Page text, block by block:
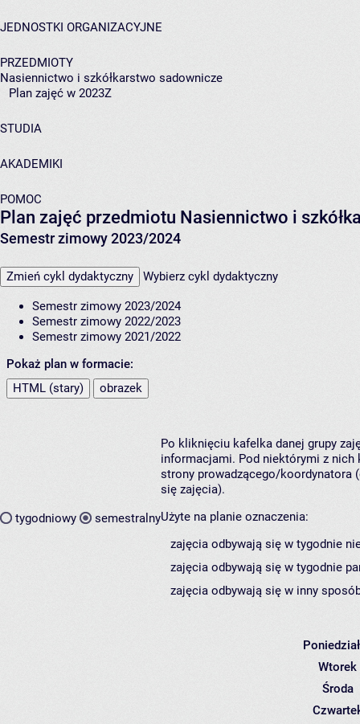
JEDNOSTKI ORGANIZACYJNE
PRZEDMIOTY
Nasiennictwo i szkółkarstwo sadownicze
Plan zajęć w 2023Z
STUDIA
AKADEMIKI
POMOC
Plan zajęć przedmiotu Nasiennictwo i
Semestr zimowy 2023/2024
Zmień cykl dydaktyczny Wybierz cykl dydaktyczny
Semestr zimowy 2023/2024
Semestr zimowy 2022/2023
Semestr zimowy 2021/2022
Pokaż plan w formacie:
HTML (stary)
obrazek
tygodniowy semestralny
Po kliknięciu kafelka danej grupy
informacjami. Pod niektórymi z nich
strony prowadzącego/koordynatora
się zajęcia).
Użyte na planie oznaczenia:
zajęcia odbywają się w tygodnie
zajęcia odbywają się w tygodnie
zajęcia odbywają się w inny
Wtorek
Środa